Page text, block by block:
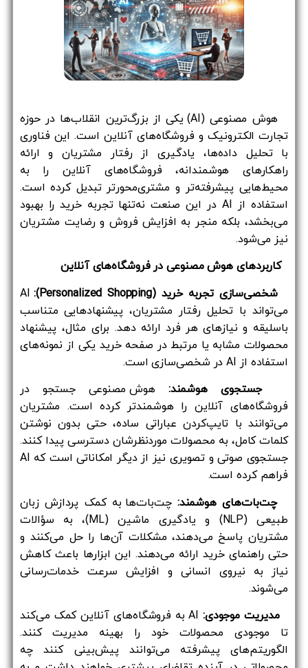
هوش مصنوعی (AI) یکی از بزرگ‌ترین انقلاب‌ها در حوزه
تجارت الکترونیک و فروشگاه‌های آنلاین است. این فناوری
با تحلیل داده‌ها، یادگیری از رفتار مشتریان و ارائه
راهکارهای هوشمندانه، فروشگاه‌های آنلاین را به
محیط‌هایی پیشرفته‌تر و مشتری‌محورتر تبدیل کرده است.
استفاده از AI در این صنعت نه‌تنها تجربه خرید را بهبود
می‌بخشد، بلکه منجر به افزایش فروش و رضایت مشتریان
نیز می‌شود.
کاربردهای هوش مصنوعی در فروشگاه‌های آنلاین
شخصی‌سازی تجربه خرید (Personalized Shopping):
AI
می‌تواند با تحلیل رفتار مشتریان، پیشنهادهایی متناسب
باسلیقه و نیازهای هر فرد ارائه دهد. برای مثال، پیشنهاد
محصولات مشابه یا مرتبط در صفحه خرید یکی از نمونه‌های
استفاده از AI در شخصی‌سازی است.
جستجوی هوشمند:هوش مصنوعی جستجو در
فروشگاه‌های آنلاین را هوشمندتر کرده است. مشتریان
می‌توانند با تایپ‌کردن عباراتی ساده، حتی بدون نوشتن
کلمات کامل، به محصولات موردنظرشان دسترسی پیدا کنند.
جستجوی صوتی و تصویری نیز از دیگر امکاناتی است که AI
فراهم کرده است.
چت‌بات‌های هوشمند:چت‌بات‌ها به کمک پردازش زبان
طبیعی (NLP) و یادگیری ماشین (ML)، به سؤالات
مشتریان پاسخ می‌دهند، مشکلات آن‌ها را حل می‌کنند و
حتی راهنمای خرید ارائه می‌دهند. این ابزارها باعث کاهش
نیاز به نیروی انسانی و افزایش سرعت خدمات‌رسانی
می‌شوند.
مدیریت موجودی:
AI به فروشگاه‌های آنلاین کمک می‌کند
تا موجودی محصولات خود را بهینه مدیریت کنند.
الگوریتم‌های پیشرفته می‌توانند پیش‌بینی کنند چه